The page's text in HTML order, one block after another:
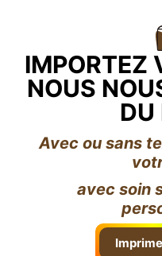
IMPORTEZ
NOUS
DU
Avec ou sans
avec soin